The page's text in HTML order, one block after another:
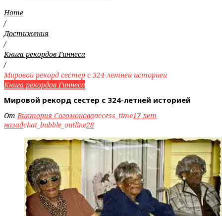
Home
/
Достижения
/
Книга рекордов Гиннеса
/
Мировой рекорд сестер с 324-летней историей
Книга рекордов Гиннеса
Мировой рекорд сестер с 324-летней историей
ОтВиктория Согомоноваaccess_time17 лет
назадchat_bubble_outline28